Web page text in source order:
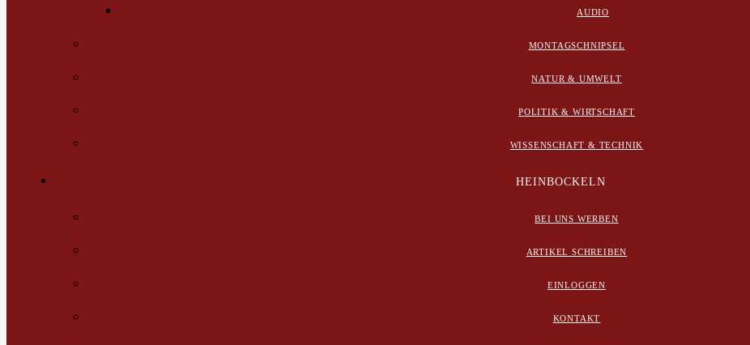
AUDIO
MONTAGSCHNIPSEL
NATUR & UMWELT
POLITIK & WIRTSCHAFT
WISSENSCHAFT & TECHNIK
HEINBOCKELN
BEI UNS WERBEN
ARTIKEL SCHREIBEN
EINLOGGEN
KONTAKT